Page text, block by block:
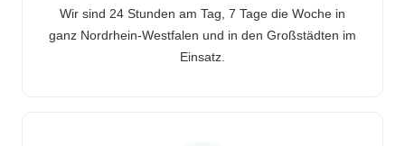
Wir sind 24 Stunden am Tag, 7 Tage die Woche in
ganz Nordrhein-Westfalen und in den Großstädten im
Einsatz.